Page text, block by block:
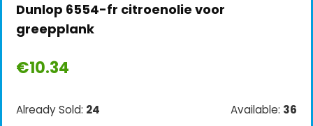
Dunlop 6554-fr citroenolie voor
greepplank
€10.34
Already Sold: 24 Available: 36